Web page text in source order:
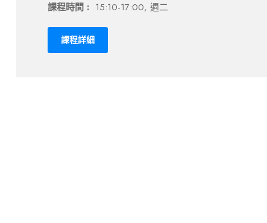
課程時間 : 15:10-17:00, 週二
課程詳細